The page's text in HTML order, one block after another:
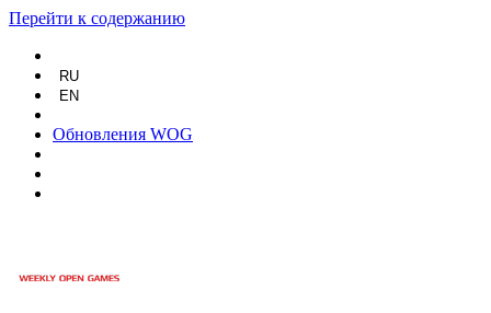
Перейти к содержанию
RU
EN
Обновления WOG